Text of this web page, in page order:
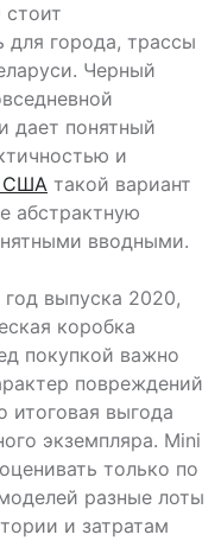
для города, трассы
Черный
дает понятный
и
США такой вариант
абстрактную
вводными.
выпуска 2020,
коробка
покупкой важно
повреждений
итоговая выгода
экземпляра. Mini
только по
разные лоты
и затратам